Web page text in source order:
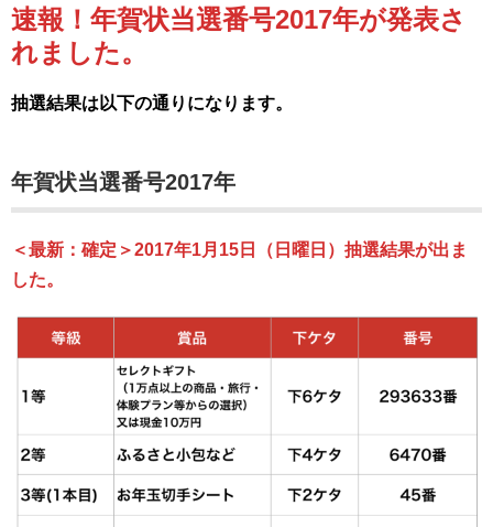
速報！年賀状当選番号2017年が発表さ
れました。
抽選結果は以下の通りになります。
年賀状当選番号2017年
＜最新：確定＞2017年1月15日（日曜日）抽選結果が出ま
した。